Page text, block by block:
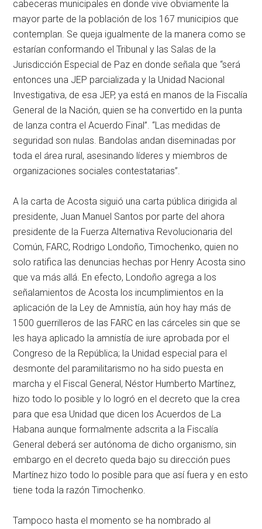
cabeceras municipales en donde vive obviamente la
mayor parte de la población de los 167 municipios que
contemplan. Se queja igualmente de la manera como se
estarían conformando el Tribunal y las Salas de la
Jurisdicción Especial de Paz en donde señala que “será
entonces una JEP parcializada y la Unidad Nacional
Investigativa, de esa JEP, ya está en manos de la Fiscalía
General de la Nación, quien se ha convertido en la punta
de lanza contra el Acuerdo Final”. “Las medidas de
seguridad son nulas. Bandolas andan diseminadas por
toda el área rural, asesinando líderes y miembros de
organizaciones sociales contestatarias”.
A la carta de Acosta siguió una carta pública dirigida al
presidente, Juan Manuel Santos por parte del ahora
presidente de la Fuerza Alternativa Revolucionaria del
Común, FARC, Rodrigo Londoño, Timochenko, quien no
solo ratifica las denuncias hechas por Henry Acosta sino
que va más allá. En efecto, Londoño agrega a los
señalamientos de Acosta los incumplimientos en la
aplicación de la Ley de Amnistía, aún hoy hay más de
1500 guerrilleros de las FARC en las cárceles sin que se
les haya aplicado la amnistía de iure aprobada por el
Congreso de la República; la Unidad especial para el
desmonte del paramilitarismo no ha sido puesta en
marcha y el Fiscal General, Néstor Humberto Martínez,
hizo todo lo posible y lo logró en el decreto que la crea
para que esa Unidad que dicen los Acuerdos de La
Habana aunque formalmente adscrita a la Fiscalía
General deberá ser autónoma de dicho organismo, sin
embargo en el decreto queda bajo su dirección pues
Martínez hizo todo lo posible para que así fuera y en esto
tiene toda la razón Timochenko.
Tampoco hasta el momento se ha nombrado al